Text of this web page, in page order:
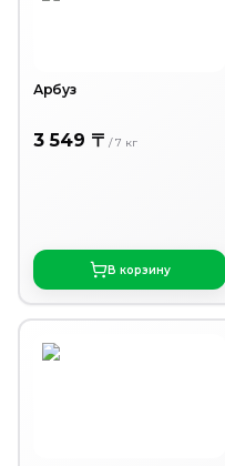
Арбуз
3 549 〒 /7 кг
В корзину